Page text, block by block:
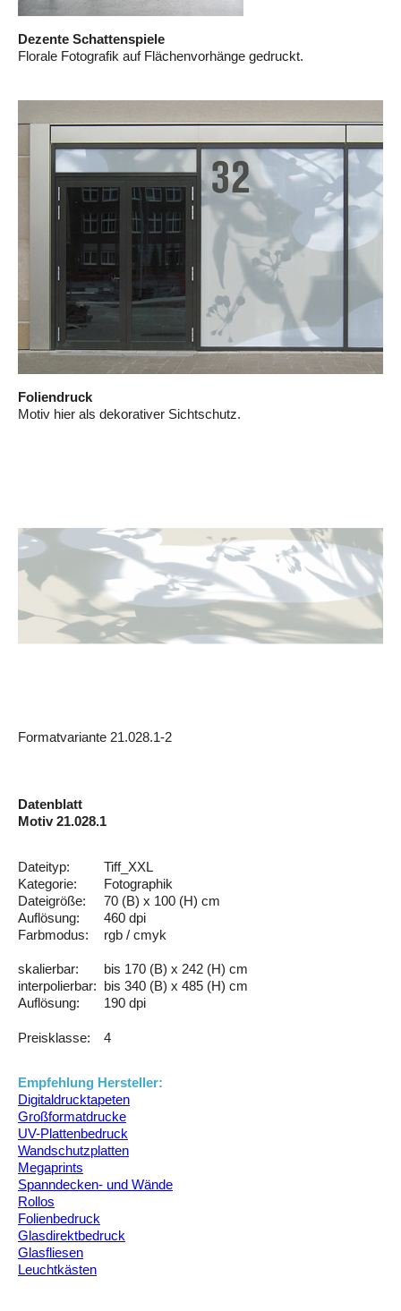
Dezente Schattenspiele
Florale Fotografik auf Flächenvorhänge gedruckt.
Foliendruck
Motiv hier als dekorativer Sichtschutz.
Formatvariante 21.028.1-2
Datenblatt
Motiv 21.028.1
Dateityp:
Tiff_XXL
Kategorie:
Fotographik
Dateigröße:
70 (B) x 100 (H) cm
Auflösung:
460 dpi
Farbmodus:
rgb / cmyk
skalierbar:
bis 170 (B) x 242 (H) cm
interpolierbar:
bis 340 (B) x 485 (H) cm
Auflösung:
190 dpi
Preisklasse: 4
Empfehlung Hersteller:
Digitaldrucktapeten
Großformatdrucke
UV-Plattenbedruck
Wandschutzplatten
Megaprints
Spanndecken- und Wände
Rollos
Folienbedruck
Glasdirektbedruck
Glasfliesen
Leuchtkästen